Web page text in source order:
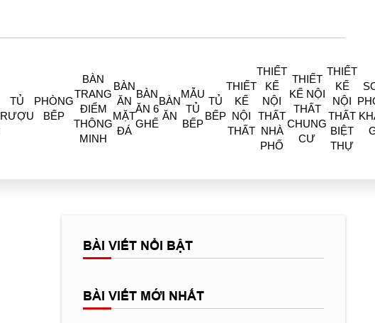
TỦ
RƯỢU
PHÒNG
BẾP
BÀN
TRANG
ĐIỂM
THÔNG
MINH
BÀN
ĂN
MẶT
ĐÁ
BÀN
ĂN 6
GHẾ
BÀN
ĂN
MẪU
TỦ
BẾP
TỦ
BẾP
THIẾT
KẾ
NỘI
THẤT
THIẾT
KẾ
NỘI
THẤT
NHÀ
PHỐ
THIẾT
KẾ NỘI
THẤT
CHUNG
CƯ
THIẾT
KẾ
NỘI
THẤT
BIỆT
THỰ
BÀI VIẾT NỔI BẬT
BÀI VIẾT MỚI NHẤT